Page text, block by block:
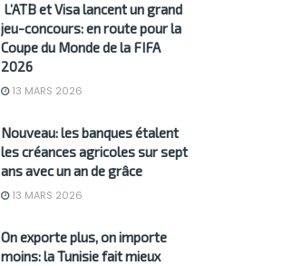
L’ATB et Visa lancent un grand
jeu-concours: en route pour la
Coupe du Monde de la FIFA
2026
13 MARS 2026
Nouveau: les banques étalent
les créances agricoles sur sept
ans avec un an de grâce
13 MARS 2026
On exporte plus, on importe
moins: la Tunisie fait mieux